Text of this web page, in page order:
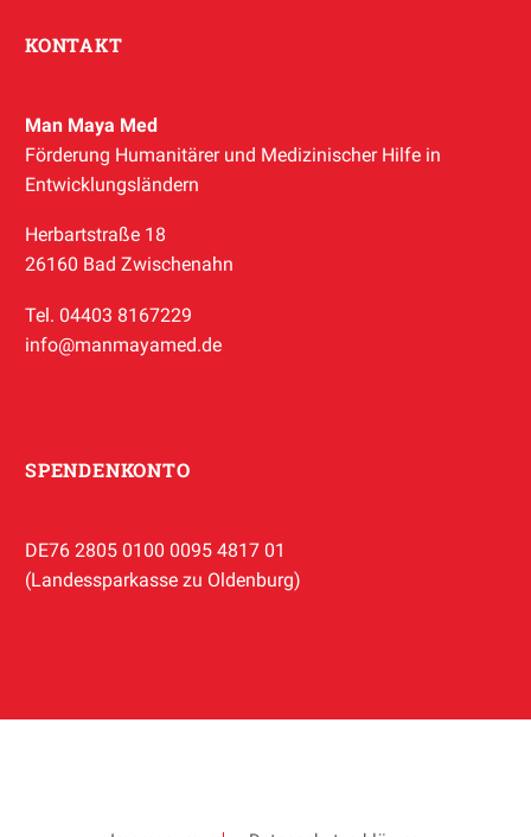
KONTAKT
Man Maya Med
Förderung Humanitärer und Medizinischer Hilfe in
Entwicklungsländern
Herbartstraße 18
26160 Bad Zwischenahn
Tel. 04403 8167229
info@manmayamed.de
SPENDENKONTO
DE76 2805 0100 0095 4817 01
(Landessparkasse zu Oldenburg)